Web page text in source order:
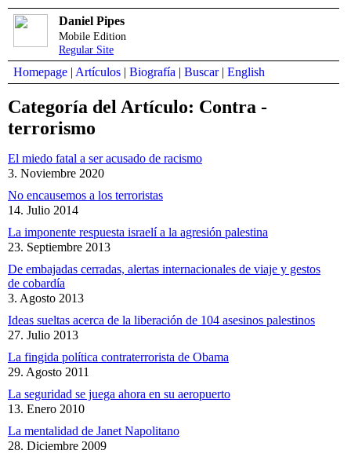
Daniel Pipes
Mobile Edition
Regular Site
Homepage | Artículos | Biografía | Buscar| English
Categoría del Artículo: Contra -
terrorismo
El miedo fatal a ser acusado de racismo
3. Noviembre 2020
No encausemos a los terroristas
14. Julio 2014
La imponente respuesta israelí a la agresión palestina
23. Septiembre 2013
De embajadas cerradas, alertas internacionales de viaje y gestos
de cobardía
3. Agosto 2013
Ideas sueltas acerca de la liberación de 104 asesinos palestinos
27. Julio 2013
La fingida política contraterrorista de Obama
29. Agosto 2011
La seguridad se juega ahora en su aeropuerto
13. Enero 2010
La mentalidad de Janet Napolitano
28. Diciembre 2009